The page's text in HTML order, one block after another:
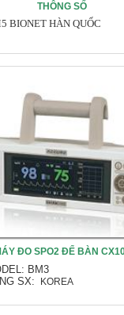
THÔNG SỐ
BIONET HÀN QUỐC
ĐO SPO2 ĐỂ BÀN
BM3
SX:
KOREA